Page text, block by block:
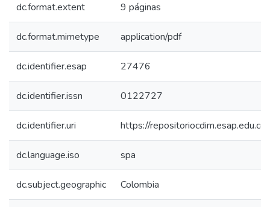
dc.format.extent 9 páginas
dc.format.mimetype application/pdf
dc.identifier.esap 27476
dc.identifier.issn 0122727
dc.identifier.uri https://
dc.language.iso spa
dc.subject.geographic Colombia